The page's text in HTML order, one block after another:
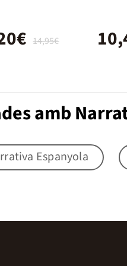
14,95€
amb
Espanyola